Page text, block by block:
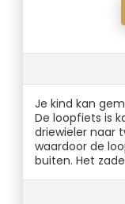
Je kind kan
De loopfiets is
driewieler naar
waardoor de
buiten. Het